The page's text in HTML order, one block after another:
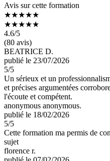
Avis sur cette formation
★★★★★
★★★★★
4.6/5
(80 avis)
BEATRICE D.
publié le 23/07/2026
5/5
Un sérieux et un
et précises argumentées
l'écoute et compétent.
anonymous anonymous.
publié le 18/02/2026
5/5
Cette formation ma permis de
sujet
florence r.